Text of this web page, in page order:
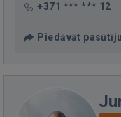
+371 *** *** 12
Piedāvāt